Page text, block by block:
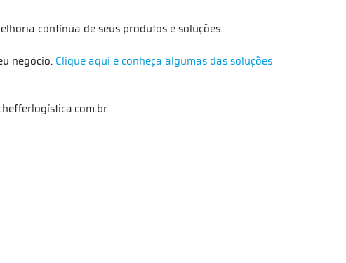
contínua de seus produtos e soluções.
negócio. Clique aqui e conheça algumas das soluções